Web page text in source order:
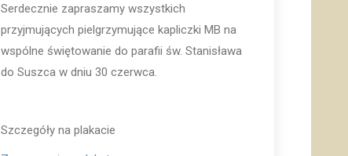
Serdecznie zapraszamy wszystkich
przyjmujących pielgrzymujące kapliczki MB na
wspólne świętowanie do parafii św. Stanisława
do Suszca w dniu 30 czerwca.
Szczegóły na plakacie